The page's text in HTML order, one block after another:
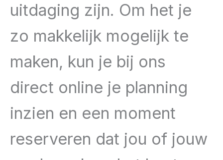
uitdaging zijn. Om het je
zo makkelijk mogelijk te
maken, kun je bij ons
direct online je planning
inzien en een moment
reserveren dat jou of jouw